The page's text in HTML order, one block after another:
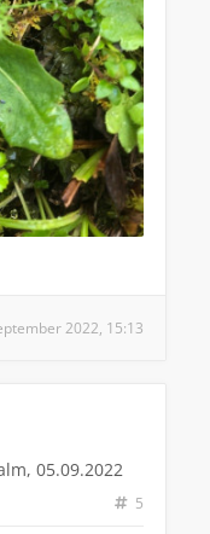
2022, 15:13
05.09.2022
5